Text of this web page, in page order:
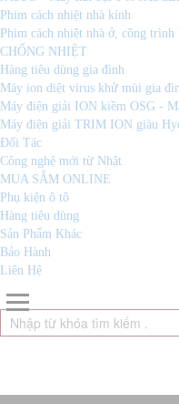
Phim cách nhiệt nhà kính
Phim cách nhiệt nhà ở, công
CHỐNG NHIỆT
Hàng tiêu dùng gia đình
Máy ion diệt virus khử mùi gia
Máy điện giải ION kiềm OSG -
Máy điện giải TRIM ION giàu
Đối Tác
Công nghệ mới từ Nhật
MUA SẮM ONLINE
Phụ kiện ô tô
Hàng tiêu dùng
Sản Phẩm Khác
Bảo Hành
Liên Hệ